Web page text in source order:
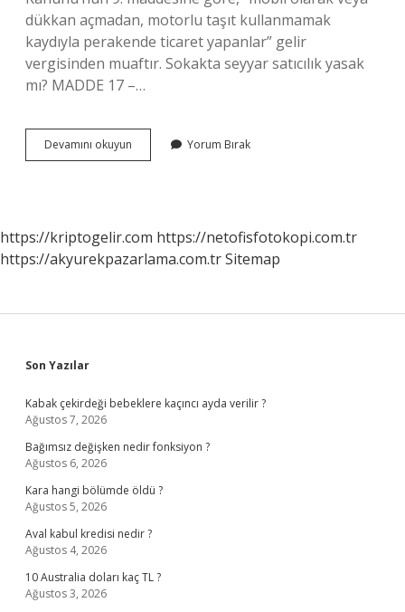
dükkan açmadan, motorlu taşıt kullanmamak
kaydıyla perakende ticaret yapanlar” gelir
vergisinden muaftır. Sokakta seyyar satıcılık yasak
mı? MADDE 17 –…
Devamını okuyun
Satıcılık
Yorum Bırak
https://kriptogelir.com https://netofisfotokopi.com.tr
https://akyurekpazarlama.com.trSitemap
Sidebar
Son Yazılar
Kabak çekirdeği bebeklere kaçıncı ayda verilir ?
Ağustos 7, 2026
Bağımsız değişken nedir fonksiyon ?
Ağustos 6, 2026
Kara hangi bölümde öldü ?
Ağustos 5, 2026
Aval kabul kredisi nedir ?
Ağustos 4, 2026
10 Australia doları kaç TL ?
Ağustos 3, 2026